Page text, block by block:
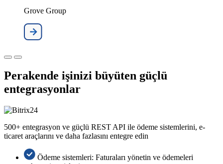
Grove Group
Perakende işinizi büyüten güçlü
entegrasyonlar
500+ entegrasyon ve güçlü REST API ile ödeme sistemlerini, e-
ticaret araçlarını ve daha fazlasını entegre edin
Ödeme sistemleri: Faturaları yönetin ve ödemeleri